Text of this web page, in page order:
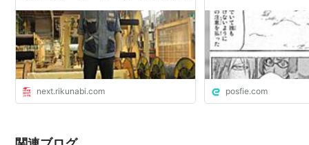
next.rikunabi.com posfie.com